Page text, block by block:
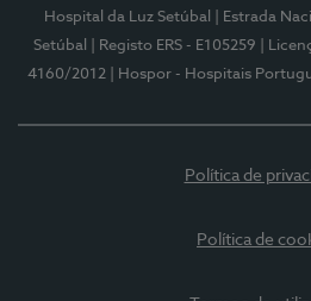
Hospital da Luz Setúbal
| Estrada
Setúbal
| Registo ERS - E105259
|
4160/2012
| Hospor - Hospitais
Política de
Política de